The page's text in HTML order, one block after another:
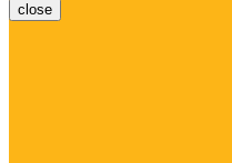
close